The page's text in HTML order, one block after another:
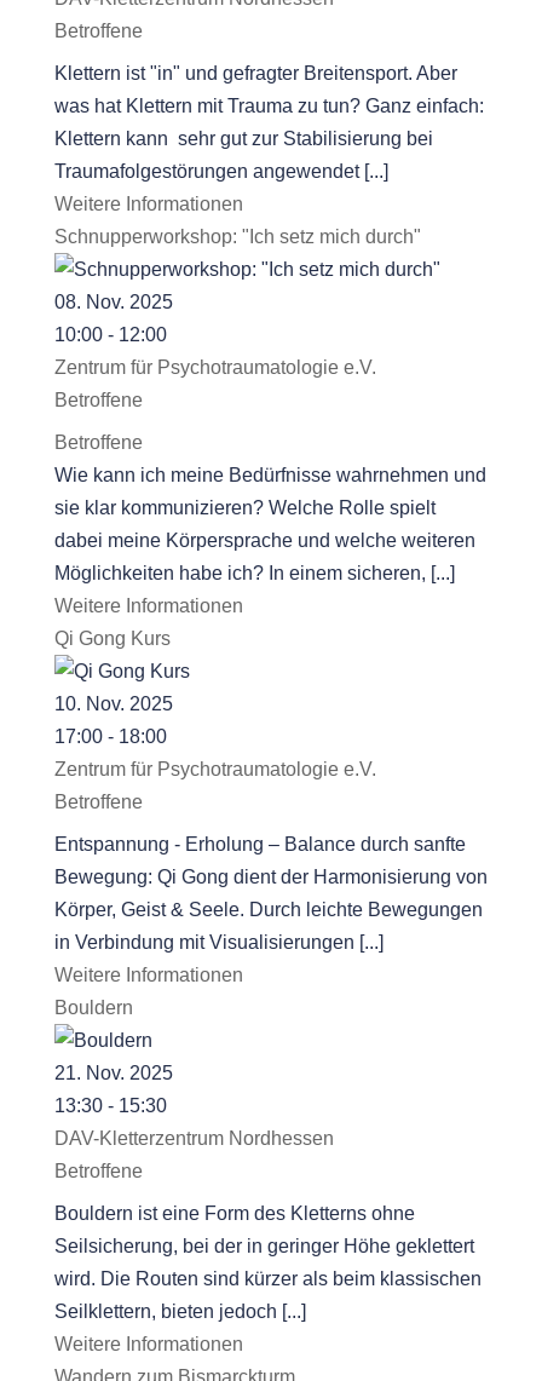
Betroffene
Klettern ist "in" und gefragter Breitensport. Aber
was hat Klettern mit Trauma zu tun? Ganz einfach:
Klettern kann sehr gut zur Stabilisierung bei
Traumafolgestörungen angewendet [...]
Weitere Informationen
Schnupperworkshop: "Ich setz mich durch"
08. Nov. 2025
10:00 - 12:00
Zentrum für Psychotraumatologie e.V.
Betroffene
Betroffene
Wie kann ich meine Bedürfnisse wahrnehmen und
sie klar kommunizieren? Welche Rolle spielt
dabei meine Körpersprache und welche weiteren
Möglichkeiten habe ich? In einem sicheren, [...]
Weitere Informationen
Qi Gong Kurs
10. Nov. 2025
17:00 - 18:00
Zentrum für Psychotraumatologie e.V.
Betroffene
Entspannung - Erholung – Balance durch sanfte
Bewegung: Qi Gong dient der Harmonisierung von
Körper, Geist & Seele. Durch leichte Bewegungen
in Verbindung mit Visualisierungen [...]
Weitere Informationen
Bouldern
21. Nov. 2025
13:30 - 15:30
DAV-Kletterzentrum Nordhessen
Betroffene
Bouldern ist eine Form des Kletterns ohne
Seilsicherung, bei der in geringer Höhe geklettert
wird. Die Routen sind kürzer als beim klassischen
Seilklettern, bieten jedoch [...]
Weitere Informationen
Wandern zum Bismarckturm